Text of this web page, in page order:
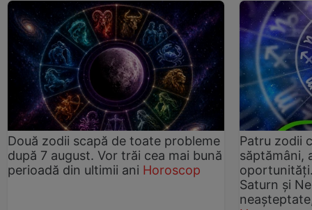
Două zodii scapă de toate probleme
după 7 august. Vor trăi cea mai bună
perioadă din ultimii ani Horoscop
Patru zodii
săptămâni,
Saturn și